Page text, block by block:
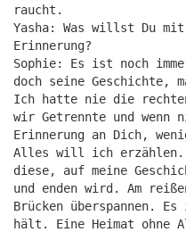
raucht.
Yasha: Was willst Du
Erinnerung?
Sophie: Es ist noch
doch seine Geschichte,
Ich hatte nie die
wir Getrennte und wenn
Erinnerung an Dich,
Alles will ich erzählen.
diese, auf meine
und enden wird. Am
Brücken überspannen.
hält. Eine Heimat ohne